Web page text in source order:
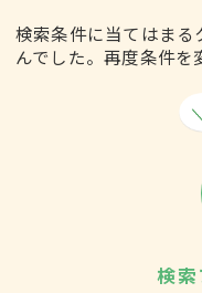
検索条件に当てはま
んでした。再度条件を
検索